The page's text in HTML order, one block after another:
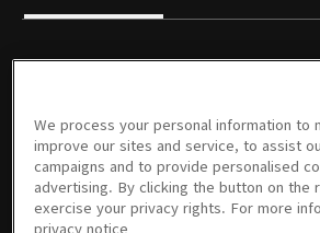
1회
10/27/2023 • 15분
2회
11/03/2023 • 12분
3회
11/10/2023 • 12분
4회
11/17/2023 • 13분
We process your personal information to
improve our sites and service, to assist
campaigns and to provide personalised
advertising. By clicking the button on the
exercise your privacy rights. For more
privacy notice